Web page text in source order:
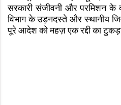
सरकारी संजीवनी और परमिशन के
विभाग के उड़नदस्ते और स्थानीय
पूरे आदेश को महज़ एक रद्दी का